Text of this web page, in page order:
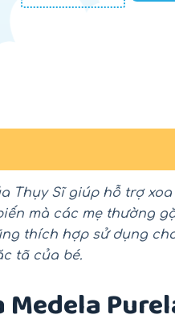
Thụy Sĩ giúp hỗ trợ
mà các mẹ thường
thích hợp sử dụng
tã của bé.
-18%